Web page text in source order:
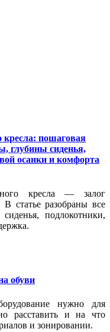
кресла: пошаговая
глубины сиденья,
осанки и комфорта
кресла — залог
статье разобраны все
подлокотники,
обуви
нужно для
расставить и на что
и зонировании.